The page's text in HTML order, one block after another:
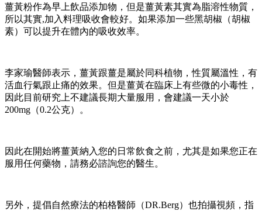
薑黃粉作為早上飲品添加物，但是薑黃素其實為脂溶性物質，
所以其實,加入料理吸收會較好。如果添加一些黑胡椒（胡椒
素）可以提升在體內的吸收效率。
李家瑜醫師表示，薑黃跟薑是屬於同科植物，性質屬溫性，有
活血行氣跟止痛的效果。但是薑黃在臨床上有些微的小毒性，
因此目前研究上不建議長期大量服用，會建議一天小於
200mg（0.2公克）。
因此在開始將薑黃納入您的日常飲食之前，尤其是如果您正在
服用任何藥物，請務必諮詢您的醫生。
另外，提倡自然療法的柏格醫師（DR.Berg）也拍攝視頻，指